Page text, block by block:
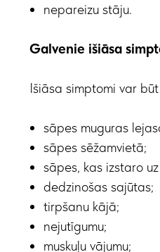
nepareizu stāju.
Galvenie išiāsa
Išiāsa simptomi var
sāpes muguras
sāpes sēžamvietā;
sāpes, kas izstaro
dedzinošas sajūtas;
tirpšanu kājā;
nejutīgumu;
muskuļu vājumu;